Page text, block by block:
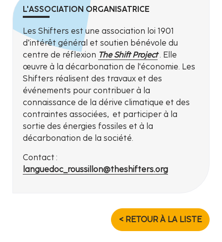
L'ASSOCIATION ORGANISATRICE
Les Shifters est une association loi 1901
d’intérêt général et soutien bénévole du
centre de réflexion The Shift Project . Elle
œuvre à la décarbonation de l'économie. Les
Shifters réalisent des travaux et des
événements pour contribuer à la
connaissance de la dérive climatique et des
contraintes associées, et participer à la
sortie des énergies fossiles et à la
décarbonation de la société.
Contact :
languedoc_roussillon@theshifters.org
< RETOUR À LA LISTE